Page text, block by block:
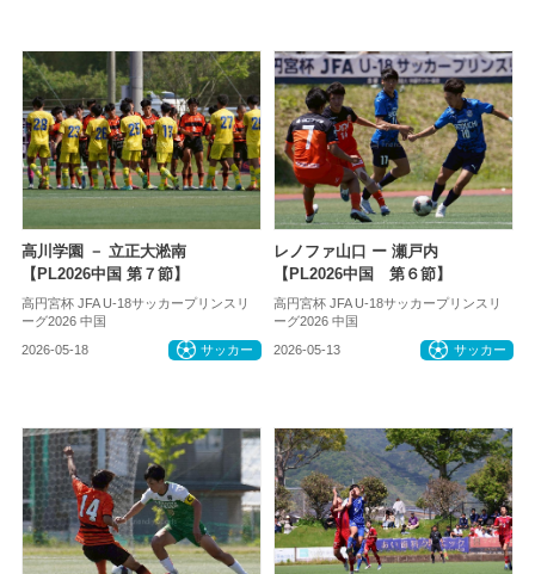
高川学園 － 立正大淞南
【PL2026中国 第７節】
高円宮杯 JFA U-18サッカープリンスリ
ーグ2026 中国
2026-05-18 サッカー
レノファ山口 ー 瀬戸内
【PL2026中国 第６節】
高円宮杯 JFA U-18サッカープリンスリ
ーグ2026 中国
2026-05-13 サッカー